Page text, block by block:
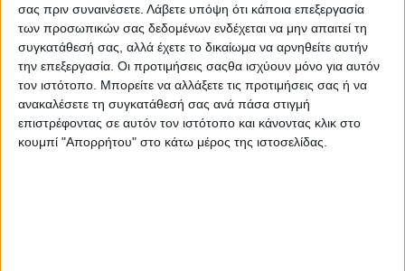
σας πριν συναινέσετε. Λάβετε υπόψη ότι κάποια επεξεργασία
των προσωπικών σας δεδομένων ενδέχεται να μην απαιτεί τη
συγκατάθεσή σας, αλλά έχετε το δικαίωμα να αρνηθείτε αυτήν
την επεξεργασία. Οι προτιμήσεις σαςθα ισχύουν μόνο για αυτόν
τον ιστότοπο. Μπορείτε να αλλάξετε τις προτιμήσεις σας ή να
ανακαλέσετε τη συγκατάθεσή σας ανά πάσα στιγμή
επιστρέφοντας σε αυτόν τον ιστότοπο και κάνοντας κλικ στο
κουμπί "Απορρήτου" στο κάτω μέρος της ιστοσελίδας.
on
28 Απριλίου 2025
... Δυτική Ελλάδα Οχυρώνεται η Φορμίκουλα Νέα ζώνη
προστασίας για τη Μεσογειακή φώκια στο Ιόνιο Πρώτο
βήμα για τη διατήρηση…
Διαβάστε περισσότερα